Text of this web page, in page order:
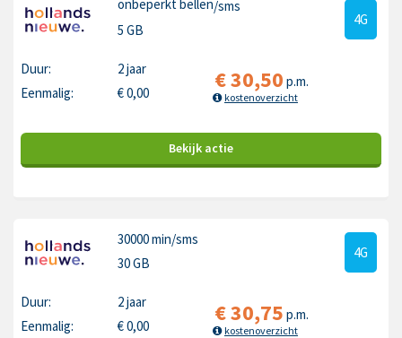
onbeperkt bellen/sms
5 GB
4G
Duur:
2 jaar
Eenmalig:
€0,00 €30,50 p.m.
kostenoverzicht
Bekijk actie
30000 min/sms
30 GB
4G
Duur:
2 jaar
Eenmalig:
€0,00 €30,75 p.m.
kostenoverzicht